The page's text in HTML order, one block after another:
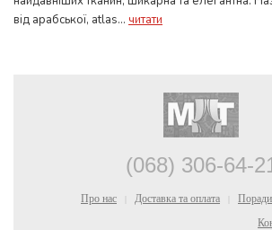
від арабської, atlas... читати
(068) 306-64-
Про нас Доставка та оплата